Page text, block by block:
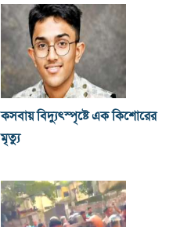
কসবায় বিদ্যুৎস্পৃষ্টে এক কিশোরের
মৃত্যু